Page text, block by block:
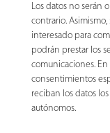
Los datos no serán
contrario.
interesado para
podrán prestar los
comunicaciones.
consentimientos
reciban los datos
autónomos.